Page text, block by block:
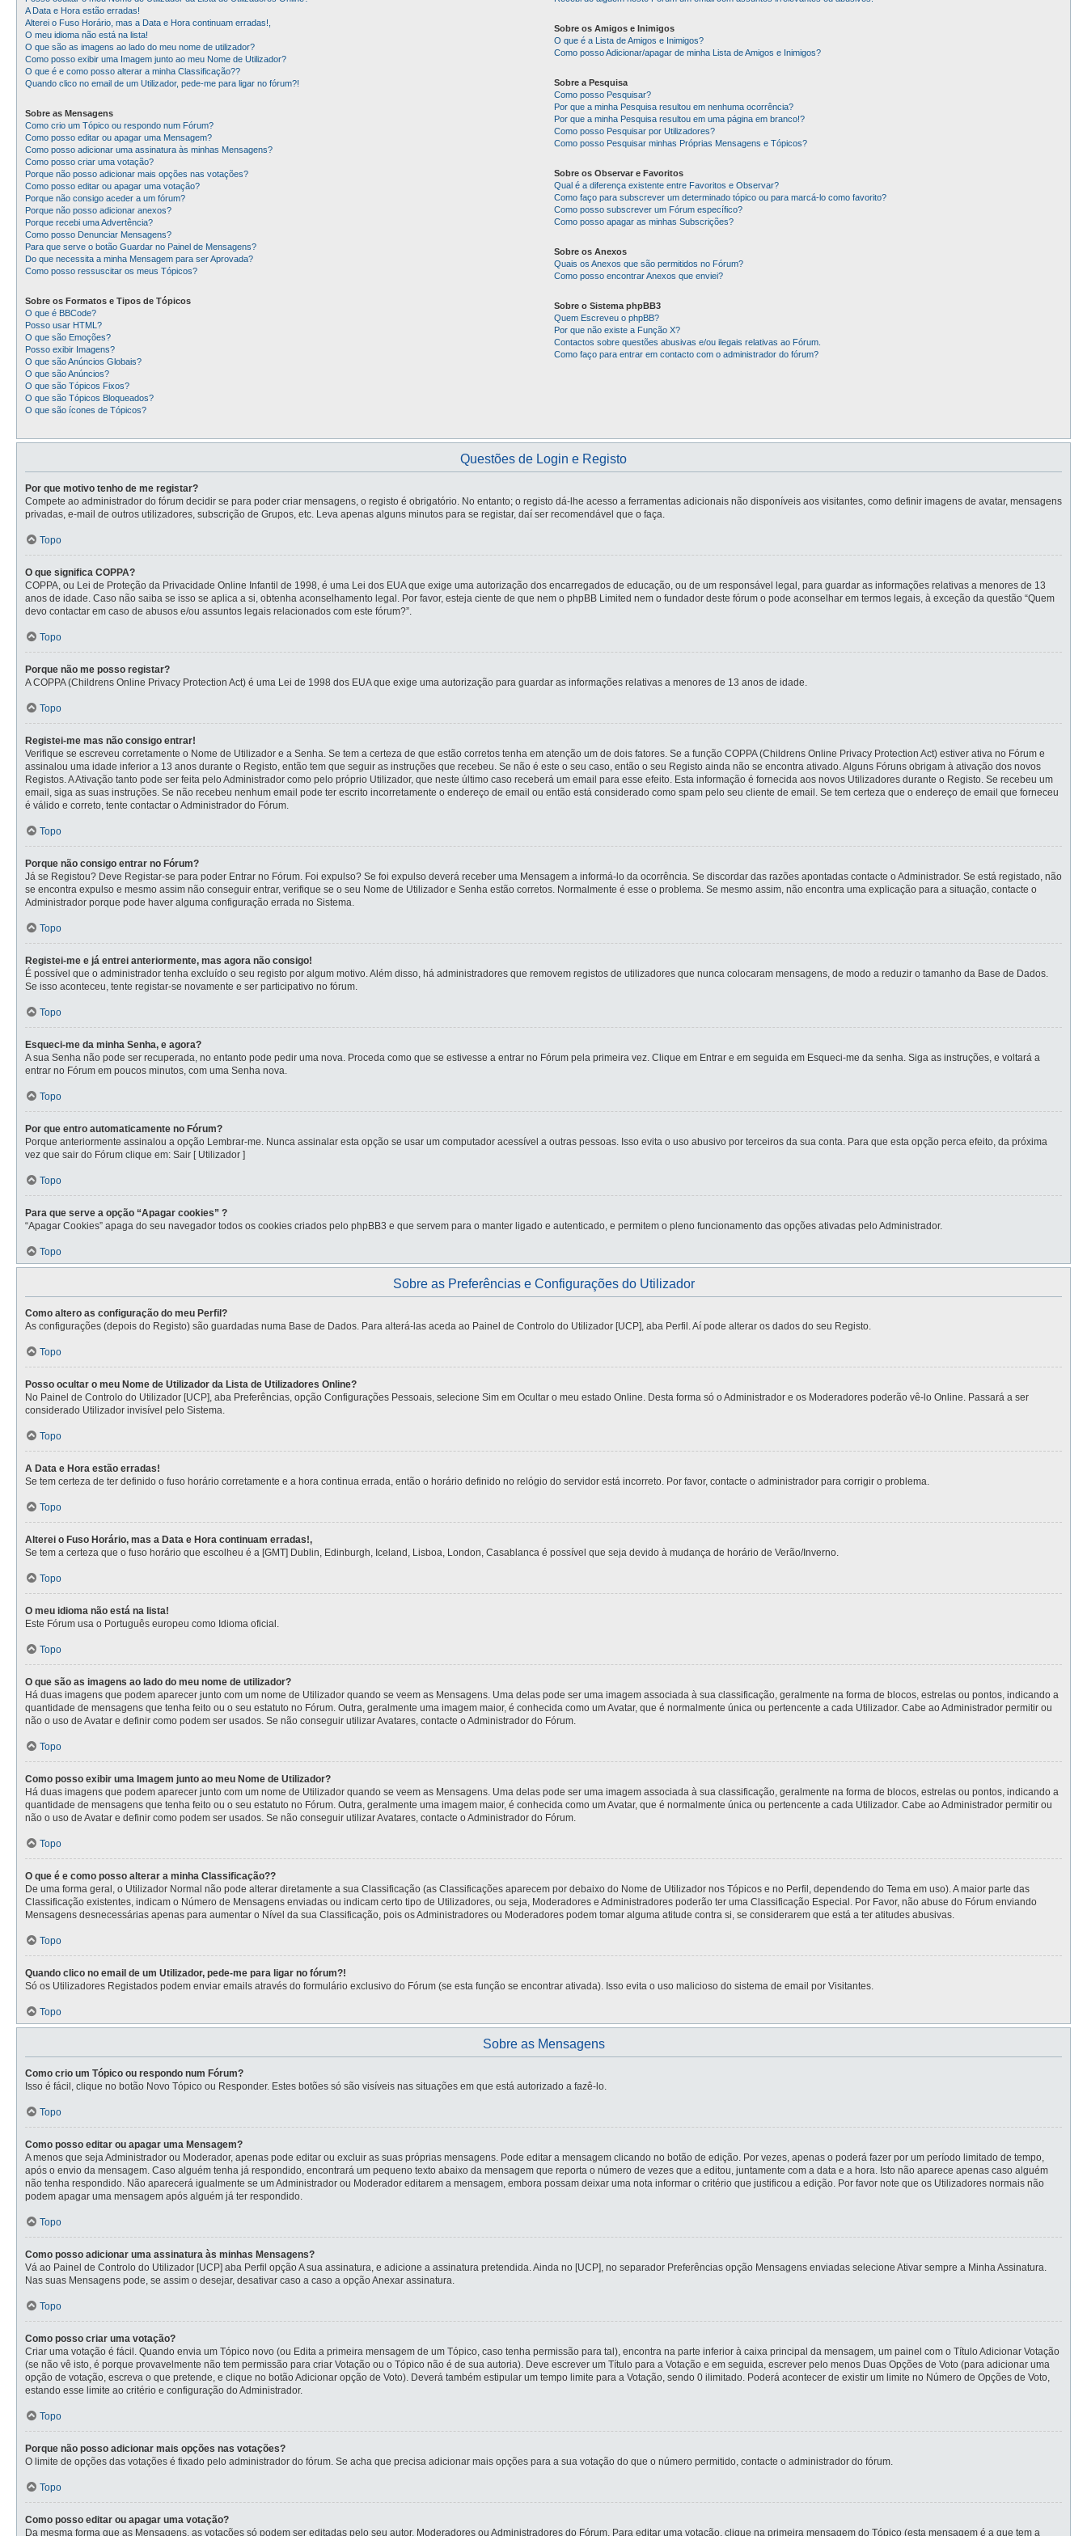
A Data e Hora estão erradas!
Alterei o Fuso Horário, mas a Data e Hora continuam erradas!,
O meu idioma não está na lista!
O que são as imagens ao lado do meu nome de utilizador?
Como posso exibir uma Imagem junto ao meu Nome de Utilizador?
O que é e como posso alterar a minha Classificação??
Quando clico no email de um Utilizador, pede-me para ligar no fórum?!
Sobre as Mensagens
Como crio um Tópico ou respondo num Fórum?
Como posso editar ou apagar uma Mensagem?
Como posso adicionar uma assinatura às minhas Mensagens?
Como posso criar uma votação?
Porque não posso adicionar mais opções nas votações?
Como posso editar ou apagar uma votação?
Porque não consigo aceder a um fórum?
Porque não posso adicionar anexos?
Porque recebi uma Advertência?
Como posso Denunciar Mensagens?
Para que serve o botão Guardar no Painel de Mensagens?
Do que necessita a minha Mensagem para ser Aprovada?
Como posso ressuscitar os meus Tópicos?
Sobre os Formatos e Tipos de Tópicos
O que é BBCode?
Posso usar HTML?
O que são Emoções?
Posso exibir Imagens?
O que são Anúncios Globais?
O que são Anúncios?
O que são Tópicos Fixos?
O que são Tópicos Bloqueados?
O que são ícones de Tópicos?
Sobre os Amigos e Inimigos
O que é a Lista de Amigos e Inimigos?
Como posso Adicionar/apagar de minha Lista de Amigos e Inimigos?
Sobre a Pesquisa
Como posso Pesquisar?
Por que a minha Pesquisa resultou em nenhuma ocorrência?
Por que a minha Pesquisa resultou em uma página em branco!?
Como posso Pesquisar por Utilizadores?
Como posso Pesquisar minhas Próprias Mensagens e Tópicos?
Sobre os Observar e Favoritos
Qual é a diferença existente entre Favoritos e Observar?
Como faço para subscrever um determinado tópico ou para marcá-lo como favorito?
Como posso subscrever um Fórum específico?
Como posso apagar as minhas Subscrições?
Sobre os Anexos
Quais os Anexos que são permitidos no Fórum?
Como posso encontrar Anexos que enviei?
Sobre o Sistema phpBB3
Quem Escreveu o phpBB?
Por que não existe a Função X?
Contactos sobre questões abusivas e/ou ilegais relativas ao Fórum.
Como faço para entrar em contacto com o administrador do fórum?
Questões de Login e Registo
Por que motivo tenho de me registar?
Compete ao administrador do fórum decidir se para poder criar mensagens, o registo é obrigatório. No entanto; o registo dá-lhe acesso a ferramentas adicionais não disponíveis aos visitantes, como definir imagens de avatar, mensagens
privadas, e-mail de outros utilizadores, subscrição de Grupos, etc. Leva apenas alguns minutos para se registar, daí ser recomendável que o faça.
Topo
O que significa COPPA?
COPPA, ou Lei de Proteção da Privacidade Online Infantil de 1998, é uma Lei dos EUA que exige uma autorização dos encarregados de educação, ou de um responsável legal, para guardar as informações relativas a menores de 13
anos de idade. Caso não saiba se isso se aplica a si, obtenha aconselhamento legal. Por favor, esteja ciente de que nem o phpBB Limited nem o fundador deste fórum o pode aconselhar em termos legais, à exceção da questão “Quem
devo contactar em caso de abusos e/ou assuntos legais relacionados com este fórum?”.
Topo
Porque não me posso registar?
A COPPA (Childrens Online Privacy Protection Act) é uma Lei de 1998 dos EUA que exige uma autorização para guardar as informações relativas a menores de 13 anos de idade.
Topo
Registei-me mas não consigo entrar!
Verifique se escreveu corretamente o Nome de Utilizador e a Senha. Se tem a certeza de que estão corretos tenha em atenção um de dois fatores. Se a função COPPA (Childrens Online Privacy Protection Act) estiver ativa no Fórum e
assinalou uma idade inferior a 13 anos durante o Registo, então tem que seguir as instruções que recebeu. Se não é este o seu caso, então o seu Registo ainda não se encontra ativado. Alguns Fóruns obrigam à ativação dos novos
Registos. A Ativação tanto pode ser feita pelo Administrador como pelo próprio Utilizador, que neste último caso receberá um email para esse efeito. Esta informação é fornecida aos novos Utilizadores durante o Registo. Se recebeu um
email, siga as suas instruções. Se não recebeu nenhum email pode ter escrito incorretamente o endereço de email ou então está considerado como spam pelo seu cliente de email. Se tem certeza que o endereço de email que forneceu
é válido e correto, tente contactar o Administrador do Fórum.
Topo
Porque não consigo entrar no Fórum?
Já se Registou? Deve Registar-se para poder Entrar no Fórum. Foi expulso? Se foi expulso deverá receber uma Mensagem a informá-lo da ocorrência. Se discordar das razões apontadas contacte o Administrador. Se está registado, não
se encontra expulso e mesmo assim não conseguir entrar, verifique se o seu Nome de Utilizador e Senha estão corretos. Normalmente é esse o problema. Se mesmo assim, não encontra uma explicação para a situação, contacte o
Administrador porque pode haver alguma configuração errada no Sistema.
Topo
Registei-me e já entrei anteriormente, mas agora não consigo!
É possível que o administrador tenha excluído o seu registo por algum motivo. Além disso, há administradores que removem registos de utilizadores que nunca colocaram mensagens, de modo a reduzir o tamanho da Base de Dados.
Se isso aconteceu, tente registar-se novamente e ser participativo no fórum.
Topo
Esqueci-me da minha Senha, e agora?
A sua Senha não pode ser recuperada, no entanto pode pedir uma nova. Proceda como que se estivesse a entrar no Fórum pela primeira vez. Clique em Entrar e em seguida em Esqueci-me da senha. Siga as instruções, e voltará a
entrar no Fórum em poucos minutos, com uma Senha nova.
Topo
Por que entro automaticamente no Fórum?
Porque anteriormente assinalou a opção Lembrar-me. Nunca assinalar esta opção se usar um computador acessível a outras pessoas. Isso evita o uso abusivo por terceiros da sua conta. Para que esta opção perca efeito, da próxima
vez que sair do Fórum clique em: Sair [ Utilizador ]
Topo
Para que serve a opção “Apagar cookies” ?
“Apagar Cookies” apaga do seu navegador todos os cookies criados pelo phpBB3 e que servem para o manter ligado e autenticado, e permitem o pleno funcionamento das opções ativadas pelo Administrador.
Topo
Sobre as Preferências e Configurações do Utilizador
Como altero as configuração do meu Perfil?
As configurações (depois do Registo) são guardadas numa Base de Dados. Para alterá-las aceda ao Painel de Controlo do Utilizador [UCP], aba Perfil. Aí pode alterar os dados do seu Registo.
Topo
Posso ocultar o meu Nome de Utilizador da Lista de Utilizadores Online?
No Painel de Controlo do Utilizador [UCP], aba Preferências, opção Configurações Pessoais, selecione Sim em Ocultar o meu estado Online. Desta forma só o Administrador e os Moderadores poderão vê-lo Online. Passará a ser
considerado Utilizador invisível pelo Sistema.
Topo
A Data e Hora estão erradas!
Se tem certeza de ter definido o fuso horário corretamente e a hora continua errada, então o horário definido no relógio do servidor está incorreto. Por favor, contacte o administrador para corrigir o problema.
Topo
Alterei o Fuso Horário, mas a Data e Hora continuam erradas!,
Se tem a certeza que o fuso horário que escolheu é a [GMT] Dublin, Edinburgh, Iceland, Lisboa, London, Casablanca é possível que seja devido à mudança de horário de Verão/Inverno.
Topo
O meu idioma não está na lista!
Este Fórum usa o Português europeu como Idioma oficial.
Topo
O que são as imagens ao lado do meu nome de utilizador?
Há duas imagens que podem aparecer junto com um nome de Utilizador quando se veem as Mensagens. Uma delas pode ser uma imagem associada à sua classificação, geralmente na forma de blocos, estrelas ou pontos, indicando a
quantidade de mensagens que tenha feito ou o seu estatuto no Fórum. Outra, geralmente uma imagem maior, é conhecida como um Avatar, que é normalmente única ou pertencente a cada Utilizador. Cabe ao Administrador permitir ou
não o uso de Avatar e definir como podem ser usados. Se não conseguir utilizar Avatares, contacte o Administrador do Fórum.
Topo
Como posso exibir uma Imagem junto ao meu Nome de Utilizador?
Há duas imagens que podem aparecer junto com um nome de Utilizador quando se veem as Mensagens. Uma delas pode ser uma imagem associada à sua classificação, geralmente na forma de blocos, estrelas ou pontos, indicando a
quantidade de mensagens que tenha feito ou o seu estatuto no Fórum. Outra, geralmente uma imagem maior, é conhecida como um Avatar, que é normalmente única ou pertencente a cada Utilizador. Cabe ao Administrador permitir ou
não o uso de Avatar e definir como podem ser usados. Se não conseguir utilizar Avatares, contacte o Administrador do Fórum.
Topo
O que é e como posso alterar a minha Classificação??
De uma forma geral, o Utilizador Normal não pode alterar diretamente a sua Classificação (as Classificações aparecem por debaixo do Nome de Utilizador nos Tópicos e no Perfil, dependendo do Tema em uso). A maior parte das
Classificação existentes, indicam o Número de Mensagens enviadas ou indicam certo tipo de Utilizadores, ou seja, Moderadores e Administradores poderão ter uma Classificação Especial. Por Favor, não abuse do Fórum enviando
Mensagens desnecessárias apenas para aumentar o Nível da sua Classificação, pois os Administradores ou Moderadores podem tomar alguma atitude contra si, se considerarem que está a ter atitudes abusivas.
Topo
Quando clico no email de um Utilizador, pede-me para ligar no fórum?!
Só os Utilizadores Registados podem enviar emails através do formulário exclusivo do Fórum (se esta função se encontrar ativada). Isso evita o uso malicioso do sistema de email por Visitantes.
Topo
Sobre as Mensagens
Como crio um Tópico ou respondo num Fórum?
Isso é fácil, clique no botão Novo Tópico ou Responder. Estes botões só são visíveis nas situações em que está autorizado a fazê-lo.
Topo
Como posso editar ou apagar uma Mensagem?
A menos que seja Administrador ou Moderador, apenas pode editar ou excluir as suas próprias mensagens. Pode editar a mensagem clicando no botão de edição. Por vezes, apenas o poderá fazer por um período limitado de tempo,
após o envio da mensagem. Caso alguém tenha já respondido, encontrará um pequeno texto abaixo da mensagem que reporta o número de vezes que a editou, juntamente com a data e a hora. Isto não aparece apenas caso alguém
não tenha respondido. Não aparecerá igualmente se um Administrador ou Moderador editarem a mensagem, embora possam deixar uma nota informar o critério que justificou a edição. Por favor note que os Utilizadores normais não
podem apagar uma mensagem após alguém já ter respondido.
Topo
Como posso adicionar uma assinatura às minhas Mensagens?
Vá ao Painel de Controlo do Utilizador [UCP] aba Perfil opção A sua assinatura, e adicione a assinatura pretendida. Ainda no [UCP], no separador Preferências opção Mensagens enviadas selecione Ativar sempre a Minha Assinatura.
Nas suas Mensagens pode, se assim o desejar, desativar caso a caso a opção Anexar assinatura.
Topo
Como posso criar uma votação?
Criar uma votação é fácil. Quando envia um Tópico novo (ou Edita a primeira mensagem de um Tópico, caso tenha permissão para tal), encontra na parte inferior à caixa principal da mensagem, um painel com o Título Adicionar Votação
(se não vê isto, é porque provavelmente não tem permissão para criar Votação ou o Tópico não é de sua autoria). Deve escrever um Título para a Votação e em seguida, escrever pelo menos Duas Opções de Voto (para adicionar uma
opção de votação, escreva o que pretende, e clique no botão Adicionar opção de Voto). Deverá também estipular um tempo limite para a Votação, sendo 0 ilimitado. Poderá acontecer de existir um limite no Número de Opções de Voto,
estando esse limite ao critério e configuração do Administrador.
Topo
Porque não posso adicionar mais opções nas votações?
O limite de opções das votações é fixado pelo administrador do fórum. Se acha que precisa adicionar mais opções para a sua votação do que o número permitido, contacte o administrador do fórum.
Topo
Como posso editar ou apagar uma votação?
Da mesma forma que as Mensagens, as votações só podem ser editadas pelo seu autor, Moderadores ou Administradores do Fórum. Para editar uma votação, clique na primeira mensagem do Tópico (esta mensagem é a que tem a